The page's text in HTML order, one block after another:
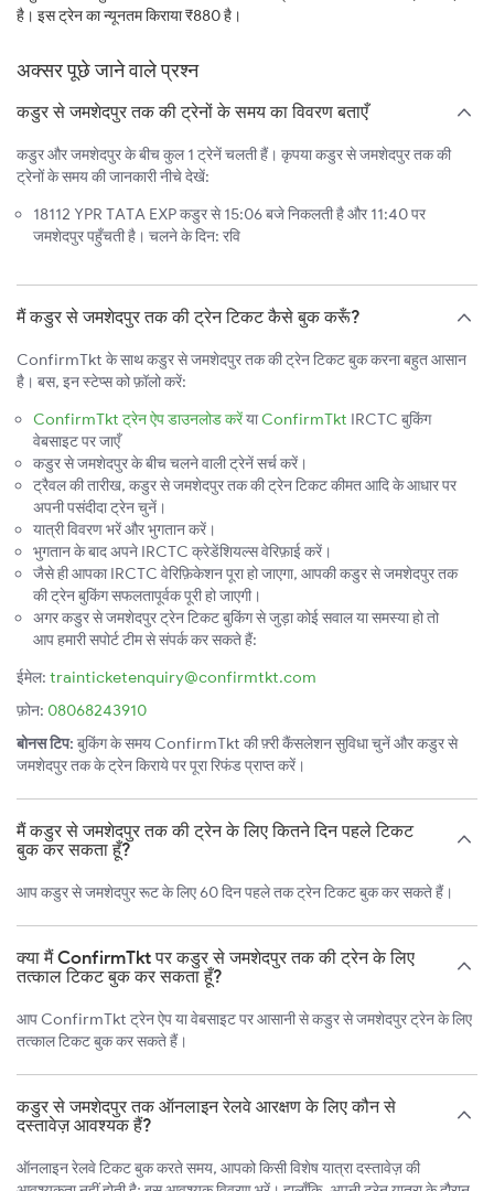
है। इस ट्रेन का न्यूनतम किराया ₹880 है।
अक्सर पूछे जाने वाले प्रश्न
कडुर से जमशेदपुर तक की ट्रेनों के समय का विवरण बताएँ
कडुर और जमशेदपुर के बीच कुल 1 ट्रेनें चलती हैं। कृपया कडुर से जमशेदपुर तक की
ट्रेनों के समय की जानकारी नीचे देखें:
18112 YPR TATA EXP कडुर से 15:06 बजे निकलती है और 11:40 पर
जमशेदपुर पहुँचती है। चलने के दिन: रवि
मैं कडुर से जमशेदपुर तक की ट्रेन टिकट कैसे बुक करूँ?
ConfirmTkt के साथ कडुर से जमशेदपुर तक की ट्रेन टिकट बुक करना बहुत आसान
है। बस, इन स्टेप्स को फ़ॉलो करें:
ConfirmTkt ट्रेन ऐप डाउनलोड करेंयाConfirmTkt IRCTC बुकिंग
वेबसाइट पर जाएँ
कडुर से जमशेदपुर के बीच चलने वाली ट्रेनें सर्च करें।
ट्रैवल की तारीख, कडुर से जमशेदपुर तक की ट्रेन टिकट कीमत आदि के आधार पर
अपनी पसंदीदा ट्रेन चुनें।
यात्री विवरण भरें और भुगतान करें।
भुगतान के बाद अपने IRCTC क्रेडेंशियल्स वेरिफ़ाई करें।
जैसे ही आपका IRCTC वेरिफ़िकेशन पूरा हो जाएगा, आपकी कडुर से जमशेदपुर तक
की ट्रेन बुकिंग सफलतापूर्वक पूरी हो जाएगी।
अगर कडुर से जमशेदपुर ट्रेन टिकट बुकिंग से जुड़ा कोई सवाल या समस्या हो तो
आप हमारी सपोर्ट टीम से संपर्क कर सकते हैं:
ईमेल: trainticketenquiry@confirmtkt.com
फ़ोन: 08068243910
बोनस टिप: बुकिंग के समय ConfirmTkt की फ़्री कैंसलेशन सुविधा चुनें और कडुर से
जमशेदपुर तक के ट्रेन किराये पर पूरा रिफंड प्राप्त करें।
मैं कडुर से जमशेदपुर तक की ट्रेन के लिए कितने दिन पहले टिकट
बुक कर सकता हूँ?
आप कडुर से जमशेदपुर रूट के लिए 60 दिन पहले तक ट्रेन टिकट बुक कर सकते हैं।
क्या मैं ConfirmTkt पर कडुर से जमशेदपुर तक की ट्रेन के लिए
तत्काल टिकट बुक कर सकता हूँ?
आप ConfirmTkt ट्रेन ऐप या वेबसाइट पर आसानी से कडुर से जमशेदपुर ट्रेन के लिए
तत्काल टिकट बुक कर सकते हैं।
कडुर से जमशेदपुर तक ऑनलाइन रेलवे आरक्षण के लिए कौन से
दस्तावेज़ आवश्यक हैं?
ऑनलाइन रेलवे टिकट बुक करते समय, आपको किसी विशेष यात्रा दस्तावेज़ की